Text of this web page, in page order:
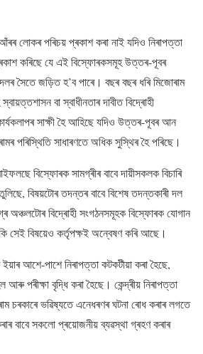
লোকৰ পৰিচয় প্ৰকাশ কৰা নাই যদিও নিৰাপত্তা
কৰিছে যে এই বিস্ফোৰকসমূহ উত্তৰ-পূবৰ
সৈতে জড়িত হ’ব পাৰে। বছৰ বছৰ ধৰি মিজোৰাম
বা স্বাধীনতাৰ দাবীত বিদ্ৰোহী
সাক্ষী হৈ আহিছে যদিও উত্তৰ-পূবৰ আন
পৰিস্থিতি সাধাৰণতে অধিক সুস্থিৰ হৈ পৰিছে।
বিস্ফোৰক সামগ্ৰীৰ বাবে দায়ীসকলক বিচাৰি
বিষয়টোৰ তদন্তৰ বাবে বিশেষ তদন্তকাৰী দল
অঞ্চলটোৰ বিদ্ৰোহী সংগঠনসমূহক বিস্ফোৰক যোগান
সেই বিষয়েও কৰ্তৃপক্ষই অন্বেষণ কৰি আছে।
আশে-পাশে নিৰাপত্তা কটকটীয়া কৰা হৈছে,
পৰীক্ষা বৃদ্ধি কৰা হৈছে। কেন্দ্ৰীয় নিৰাপত্তা
চৰকাৰে ভৱিষ্যতে এনেধৰণৰ ঘটনা ৰোধ কৰাৰ লগতে
বাবে সকলো প্ৰয়োজনীয় ব্যৱস্থা গ্ৰহণ কৰাৰ